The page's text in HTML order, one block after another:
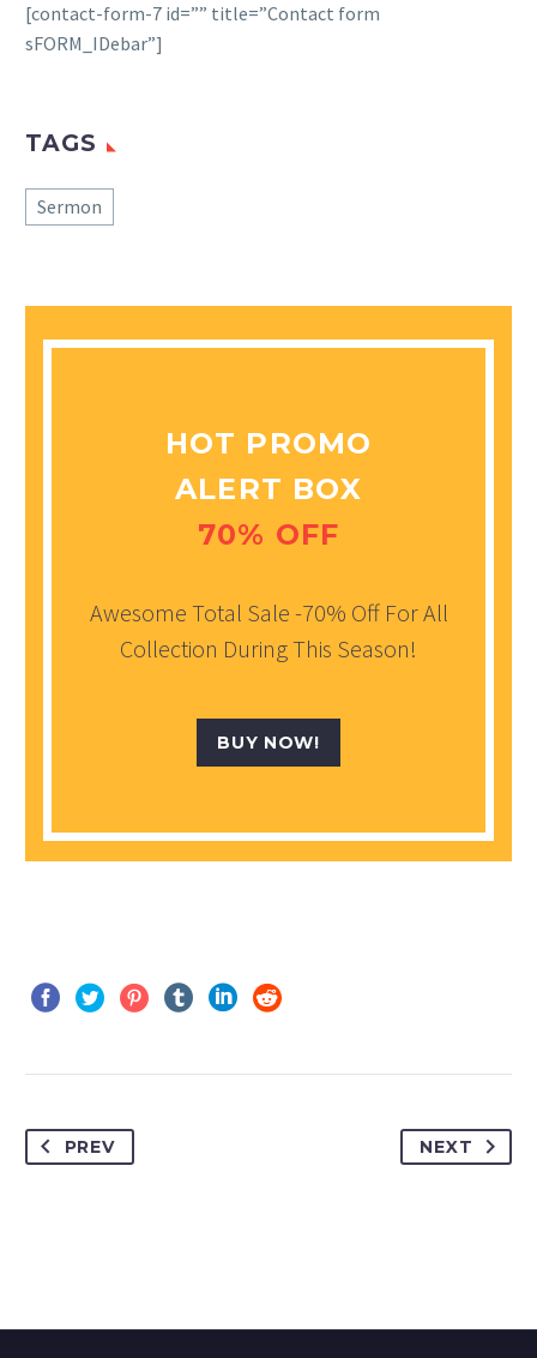
[contact-form-7 id=”” title=”Contact form
sFORM_IDebar”]
TAGS
Sermon
HOT PROMO
ALERT BOX
70% OFF
Awesome Total Sale -70% Off For All
Collection During This Season!
BUY NOW!
PREV NEXT